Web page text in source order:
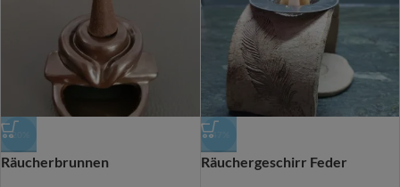
-20%
Räucherbrunnen
-47%
Räuchergeschirr Feder